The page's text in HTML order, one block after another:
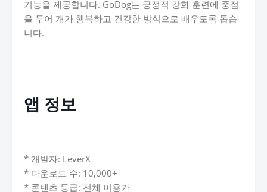
기능을 제공합니다. GoDog는 긍정적 강화 훈련에 중점
을 두어 개가 행복하고 건강한 방식으로 배우도록 돕습
니다.
앱 정보
* 개발자: LeverX
* 다운로드 수: 10,000+
* 콘텐츠 등급: 전체 이용가